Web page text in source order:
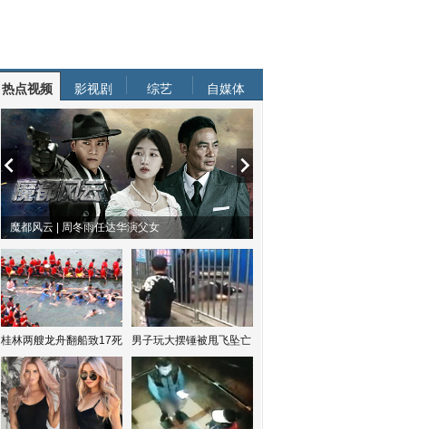
热点视频 影视剧 综艺 自媒体
魔都风云 | 周冬雨任达华演父女
桂林两艘龙舟翻船致17死 男子玩大摆锤被甩飞坠亡